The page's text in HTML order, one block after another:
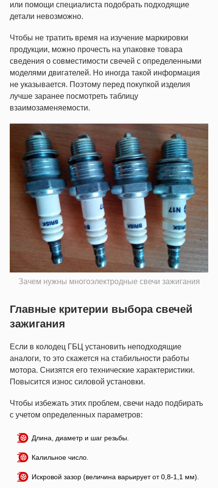
или помощи специалиста подобрать подходящие
детали невозможно.
Чтобы не тратить время на изучение маркировки
продукции, можно прочесть на упаковке товара
сведения о совместимости свечей с определенными
моделями двигателей. Но иногда такой информация
не указывается. Поэтому перед покупкой изделия
лучше заранее посмотреть таблицу
взаимозаменяемости.
Зачем нужны многоэлектродные свечи зажигания
Главные критерии выбора свечей
зажигания
Если в колодец ГБЦ установить неподходящие
аналоги, то это скажется на стабильности работы
мотора. Снизятся его технические характеристики.
Повысится износ силовой установки.
Чтобы избежать этих проблем, свечи надо подбирать
с учетом определенных параметров:
Длина, диаметр и шаг резьбы.
Калильное число.
Искровой зазор (величина варьирует от 0,8-1,1 мм).